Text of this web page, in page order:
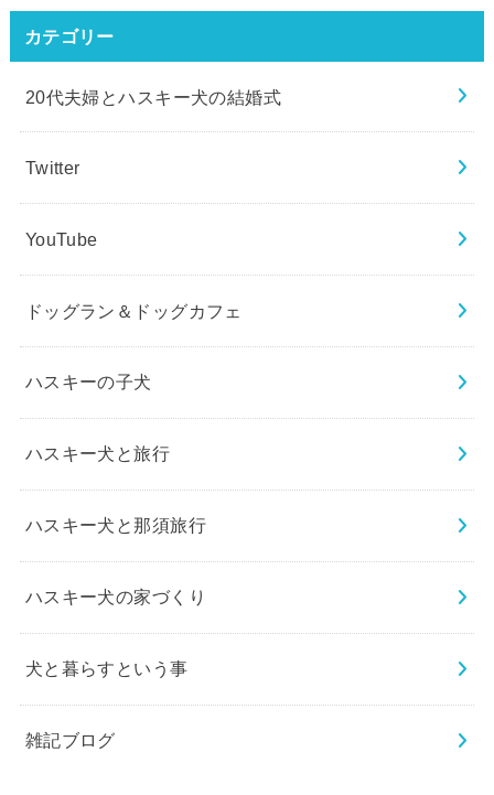
カテゴリー
20代夫婦とハスキー犬の結婚式
Twitter
YouTube
ドッグラン＆ドッグカフェ
ハスキーの子犬
ハスキー犬と旅行
ハスキー犬と那須旅行
ハスキー犬の家づくり
犬と暮らすという事
雑記ブログ